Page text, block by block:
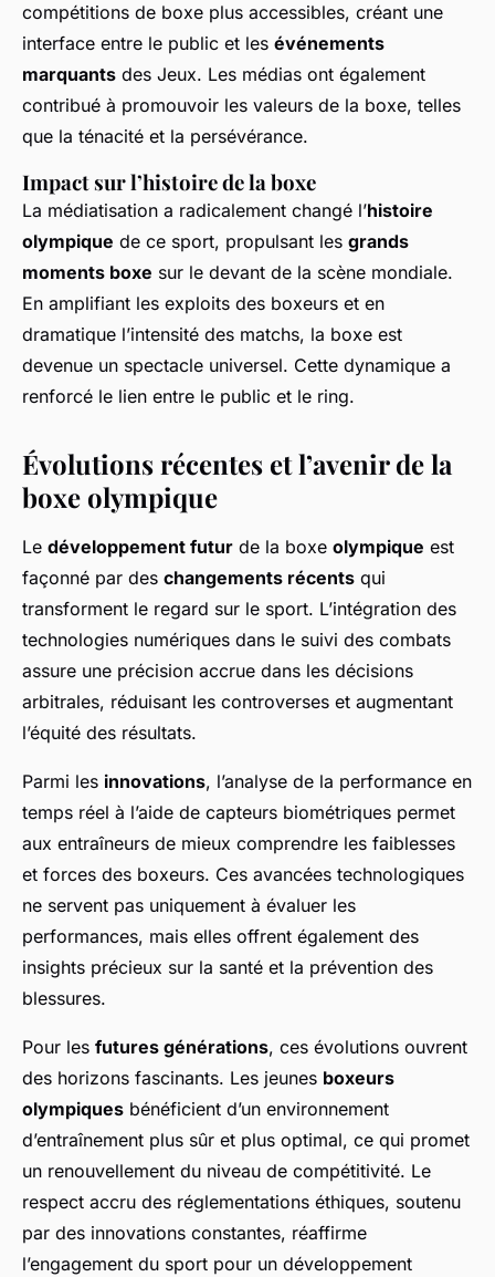
compétitions de boxe plus accessibles, créant une
interface entre le public et les événements
marquants des Jeux. Les médias ont également
contribué à promouvoir les valeurs de la boxe, telles
que la ténacité et la persévérance.
Impact sur l’histoire de la boxe
La médiatisation a radicalement changé l’histoire
olympique de ce sport, propulsant les grands
moments boxe sur le devant de la scène mondiale.
En amplifiant les exploits des boxeurs et en
dramatique l’intensité des matchs, la boxe est
devenue un spectacle universel. Cette dynamique a
renforcé le lien entre le public et le ring.
Évolutions récentes et l’avenir de la
boxe olympique
Le développement futur de la boxe olympique est
façonné par des changements récents qui
transforment le regard sur le sport. L’intégration des
technologies numériques dans le suivi des combats
assure une précision accrue dans les décisions
arbitrales, réduisant les controverses et augmentant
l’équité des résultats.
Parmi les innovations, l’analyse de la performance en
temps réel à l’aide de capteurs biométriques permet
aux entraîneurs de mieux comprendre les faiblesses
et forces des boxeurs. Ces avancées technologiques
ne servent pas uniquement à évaluer les
performances, mais elles offrent également des
insights précieux sur la santé et la prévention des
blessures.
Pour les futures générations, ces évolutions ouvrent
des horizons fascinants. Les jeunes boxeurs
olympiques bénéficient d’un environnement
d’entraînement plus sûr et plus optimal, ce qui promet
un renouvellement du niveau de compétitivité. Le
respect accru des réglementations éthiques, soutenu
par des innovations constantes, réaffirme
l’engagement du sport pour un développement